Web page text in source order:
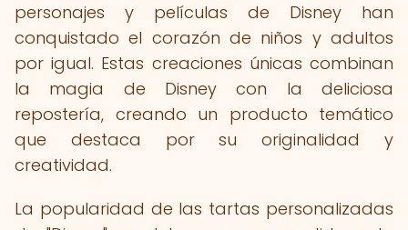
personajes y películas de Disney han
conquistado el corazón de niños y adultos
por igual. Estas creaciones únicas combinan
la magia de Disney con la deliciosa
repostería, creando un producto temático
que destaca por su originalidad y
creatividad.
La popularidad de las tartas personalizadas